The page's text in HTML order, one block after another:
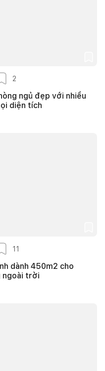
2
ngủ đẹp với nhiều
diện tích
11
dành 450m2 cho
ngoài trời